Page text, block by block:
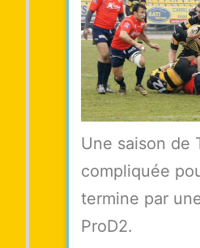
Une saison de
compliquée
termine par
ProD2.